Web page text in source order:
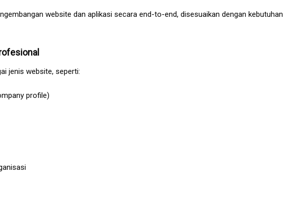
website dan aplikasi secara end-to-end, disesuaikan dengan kebutuhan
jenis website, seperti:
profile)